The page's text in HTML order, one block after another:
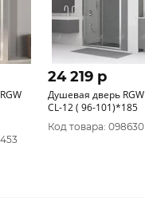
24 219 p
Душевая дверь RGW
CL-12 ( 96-101)*185
Код товара: 098630